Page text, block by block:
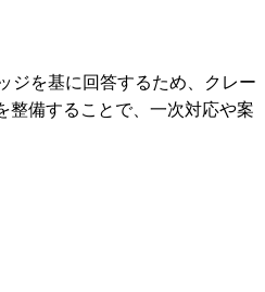
ジを基に回答するため、クレー
整備することで、一次対応や案